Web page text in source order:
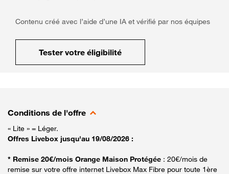
Contenu créé avec l’aide d’une IA et vérifié par nos équipes
Tester votre éligibilité
Conditions de l'offre
« Lite » = Léger.
Offres Livebox jusqu'au 19/08/2026 :
* Remise 20€/mois Orange Maison Protégée : 20€/mois de
remise sur votre offre internet Livebox Max Fibre pour toute 1ère